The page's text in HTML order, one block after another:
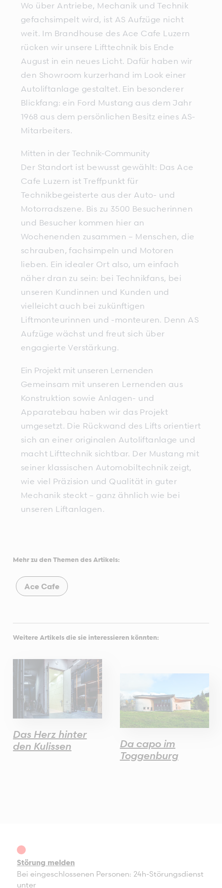
Wo über Antriebe, Mechanik und Technik
gefachsimpelt wird, ist AS Aufzüge nicht
weit. Im Brandhouse des Ace Cafe Luzern
rücken wir unsere Lifttechnik bis Ende
August in ein neues Licht. Dafür haben wir
den Showroom kurzerhand im Look einer
Autoliftanlage gestaltet. Ein besonderer
Blickfang: ein Ford Mustang aus dem Jahr
1968 aus dem persönlichen Besitz eines AS-
Mitarbeiters.
Mitten in der Technik-Community
Der Standort ist bewusst gewählt: Das Ace
Cafe Luzern ist Treffpunkt für
Technikbegeisterte aus der Auto- und
Motorradszene. Bis zu 3500 Besucherinnen
und Besucher kommen hier an
Wochenenden zusammen – Menschen, die
schrauben, fachsimpeln und Motoren
lieben. Ein idealer Ort also, um einfach
näher dran zu sein: bei Technikfans, bei
unseren Kundinnen und Kunden und
vielleicht auch bei zukünftigen
Liftmonteurinnen und -monteuren. Denn AS
Aufzüge wächst und freut sich über
engagierte Verstärkung.
Ein Projekt mit unseren Lernenden
Gemeinsam mit unseren Lernenden aus
Konstruktion sowie Anlagen- und
Apparatebau haben wir das Projekt
umgesetzt. Die Rückwand des Lifts orientiert
sich an einer originalen Autoliftanlage und
macht Lifttechnik sichtbar. Der Mustang mit
seiner klassischen Automobiltechnik zeigt,
wie viel Präzision und Qualität in guter
Mechanik steckt – ganz ähnlich wie bei
unseren Liftanlagen.
Mehr zu den Themen des Artikels:
Ace Cafe
Weitere Artikels die sie interessieren könnten:
Das Herz hinter
den Kulissen
Da capo im
Toggenburg
Störung melden
Bei eingeschlossenen Personen: 24h-Störungsdienst
unter